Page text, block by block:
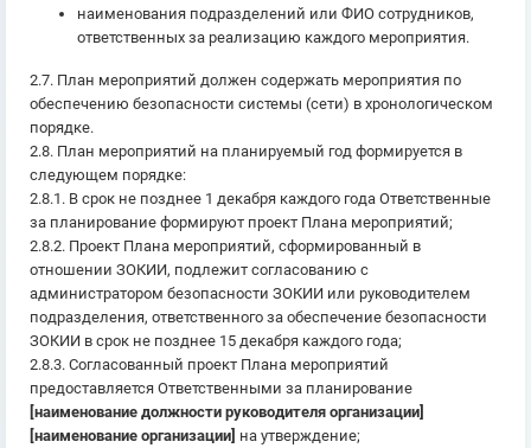
наименования подразделений или ФИО сотрудников,
ответственных за реализацию каждого мероприятия.
2.7. План мероприятий должен содержать мероприятия по
обеспечению безопасности системы (сети) в хронологическом
порядке.
2.8. План мероприятий на планируемый год формируется в
следующем порядке:
2.8.1. В срок не позднее 1 декабря каждого года Ответственные
за планирование формируют проект Плана мероприятий;
2.8.2. Проект Плана мероприятий, сформированный в
отношении ЗОКИИ, подлежит согласованию с
администратором безопасности ЗОКИИ или руководителем
подразделения, ответственного за обеспечение безопасности
ЗОКИИ в срок не позднее 15 декабря каждого года;
2.8.3. Согласованный проект Плана мероприятий
предоставляется Ответственными за планирование
[наименование должности руководителя организации]
[наименование организации] на утверждение;